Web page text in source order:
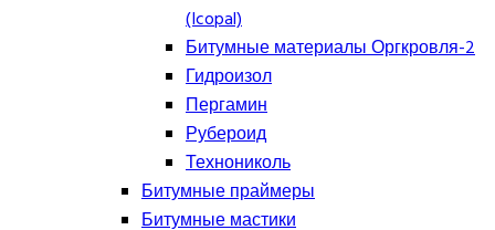
(Icopal)
Битумные материалы Оргкровля-2
Гидроизол
Пергамин
Рубероид
Технониколь
Битумные праймеры
Битумные мастики